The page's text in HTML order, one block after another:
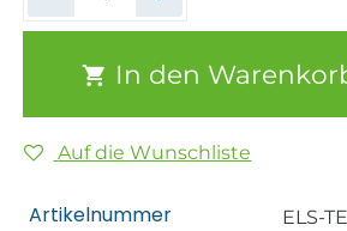
In den
Auf die Wunschliste
Artikelnummer ELS-